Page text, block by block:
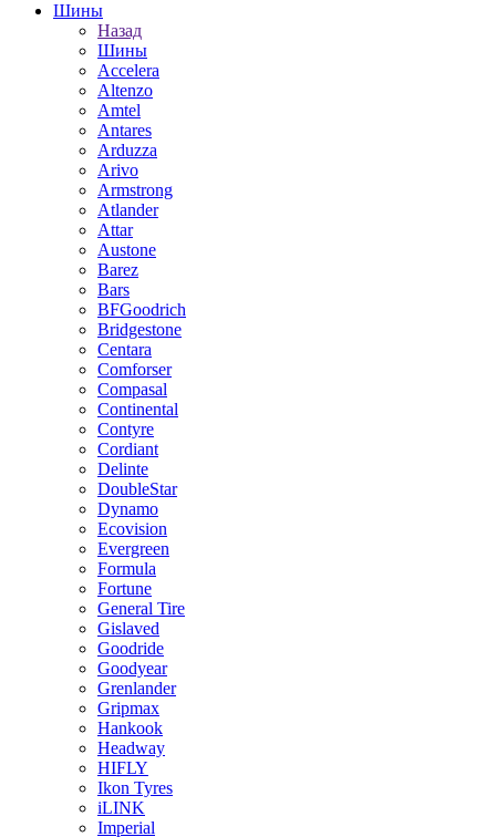
Шины
Назад
Шины
Accelera
Altenzo
Amtel
Antares
Arduzza
Arivo
Armstrong
Atlander
Attar
Austone
Barez
Bars
BFGoodrich
Bridgestone
Centara
Comforser
Compasal
Continental
Contyre
Cordiant
Delinte
DoubleStar
Dynamo
Ecovision
Evergreen
Formula
Fortune
General Tire
Gislaved
Goodride
Goodyear
Grenlander
Gripmax
Hankook
Headway
HIFLY
Ikon Tyres
iLINK
Imperial